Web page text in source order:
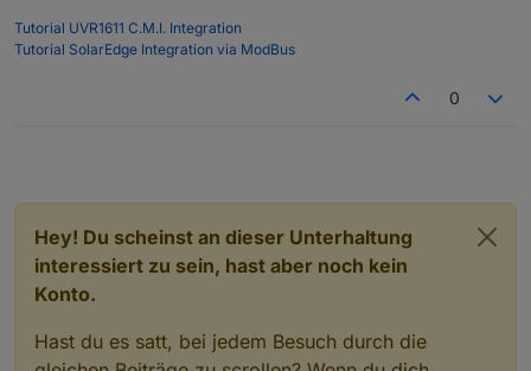
aber das ist nicht schlimm. :)
Tutorial UVR1611 C.M.I. Integration
Tutorial SolarEdge Integration via ModBus
0
Hey! Du scheinst an dieser Unterhaltung
interessiert zu sein, hast aber noch kein
Konto.
Hast du es satt, bei jedem Besuch durch die